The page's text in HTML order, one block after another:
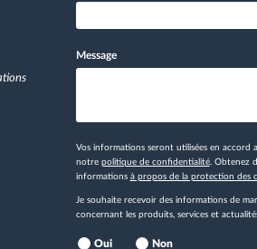
Message
Vos informations seront utilisées en accord
notre politique de confidentialité. Obtenez
informations à propos de la protection des
Je souhaite recevoir des informations de
concernant les produits, services et
Oui Non